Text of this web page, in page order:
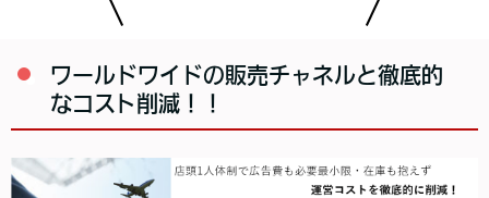
ワールドワイドの販売チャネルと徹底的
なコスト削減！！